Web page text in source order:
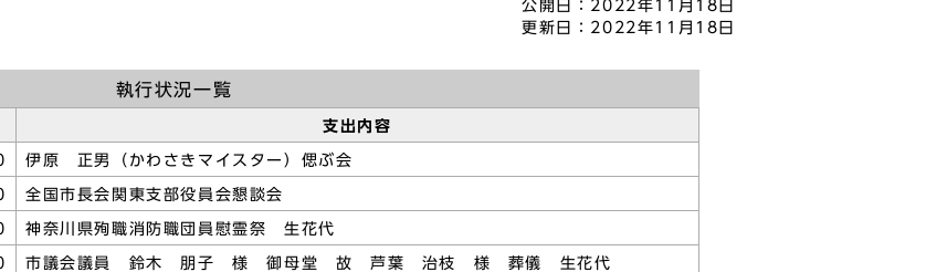
公開日： 2022年11月18日
更新日： 2022年11月18日
執行状況一覧
支出内容
伊原 正男（かわさきマイスター）偲ぶ会
全国市長会関東支部役員会懇談会
神奈川県殉職消防職団員慰霊祭 生花代
市議会議員 鈴木 朋子 様 御母堂 故 芦葉 治枝 様 葬儀 生花代